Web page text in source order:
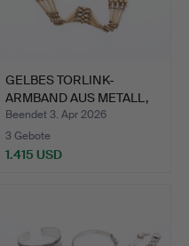
GELBES TORLINK-
ARMBAND AUS METALL,
MARKIER…
Beendet 3. Apr 2026
3 Gebote
1.415 USD